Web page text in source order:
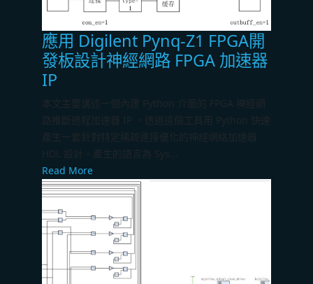
應用 Digilent Pynq-Z1 FPGA開
發板設計神經網路 FPGA 加速器
IP
本文主要講述一個內建 Python 介面的 FPGA 神經網
路推斷過程加速器 IP ，透過這個工具用 Python 快速
產生一套針對特定稀疏連接優化的神經網絡加速器
HDL 設計。產生的語言為 Sys...
Read More